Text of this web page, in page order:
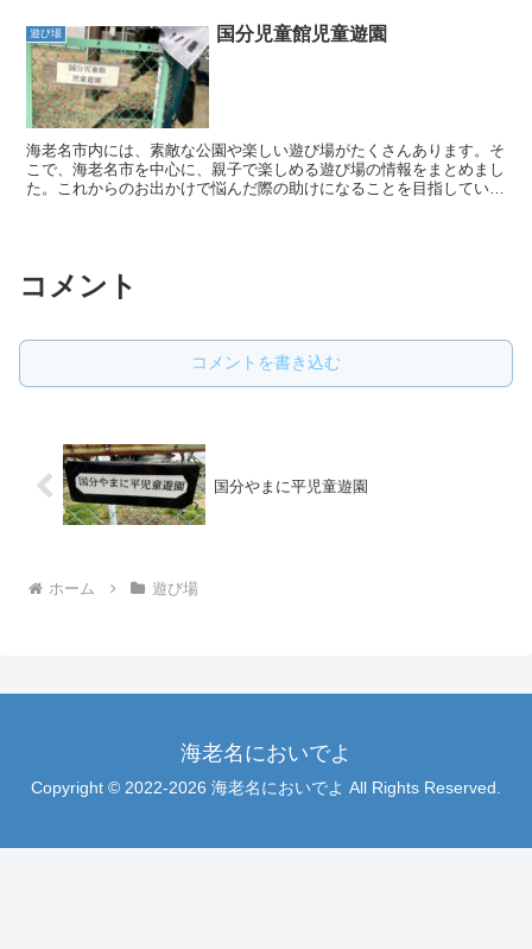
遊び場 国分児童館児童遊園
海老名市内には、素敵な公園や楽しい遊び場がたくさんあります。そ
こで、海老名市を中心に、親子で楽しめる遊び場の情報をまとめまし
た。これからのお出かけで悩んだ際の助けになることを目指していま
コメント
コメントを書き込む
国分やまに平児童遊園
ホーム 遊び場
海老名においでよ
Copyright © 2022-2026 海老名においでよ All Rights Reserved.